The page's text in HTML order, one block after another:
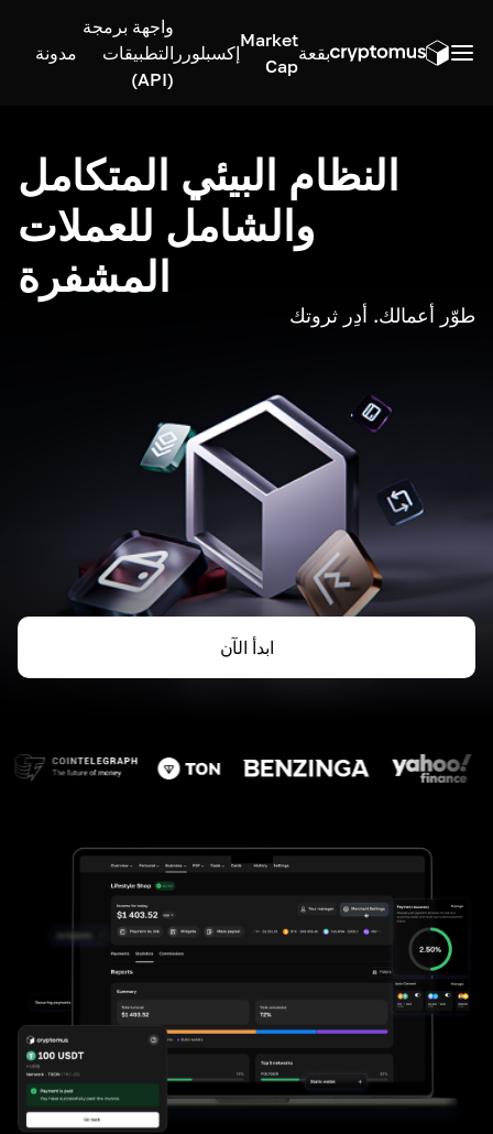
بقعة
Market
Cap
إكسبلورر
واجهة برمجة
التطبيقات
(API)
مدونة
النظام البيئي المتكامل
والشامل للعملات
المشفرة
طوّر أعمالك. أدِر ثروتك
ابدأ الآن